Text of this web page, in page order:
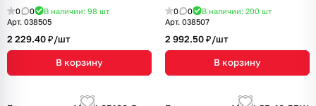
0 0 В наличии: 98 шт
Арт. 038505
2 229.40 ₽/шт
В корзину
0 0 В наличии: 200 шт
Арт. 038507
2 992.50 ₽/шт
В корзину